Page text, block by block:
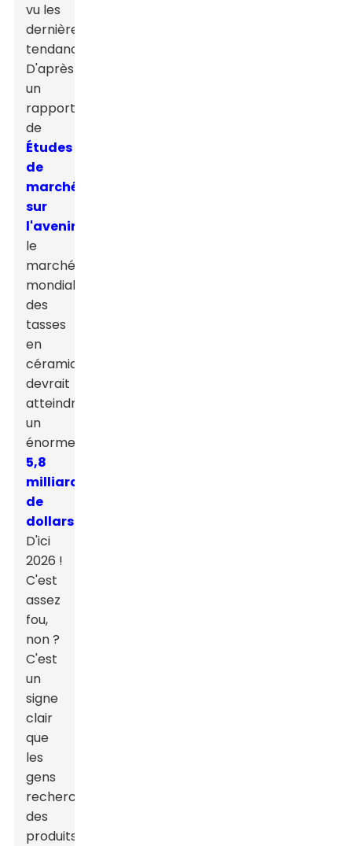
vu les
dernières
tendances ?
D'après
un
rapport
de
Études
de
marché
sur
l'avenir
le
marché
mondial
des
tasses
en
céramique
devrait
atteindre
un
énorme
5,8
milliards
de
dollars
D'ici
2026 !
C'est
assez
fou,
non ?
C'est
un
signe
clair
que
les
gens
recherchent
des
produits